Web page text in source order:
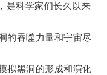
科学家们长久以来
吞噬力量和宇宙尽
黑洞的形成和演化